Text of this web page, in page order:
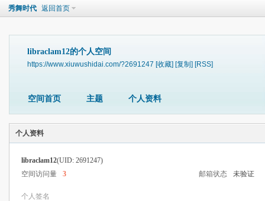
秀舞时代 返回首页
libraclam12的个人空间
https://www.xiuwushidai.com/?2691247 [收藏] [复制] [RSS]
空间首页 主题 个人资料
个人资料
libraclam12(UID: 2691247)
空间访问量
3 邮箱状态 未验证
个人签名